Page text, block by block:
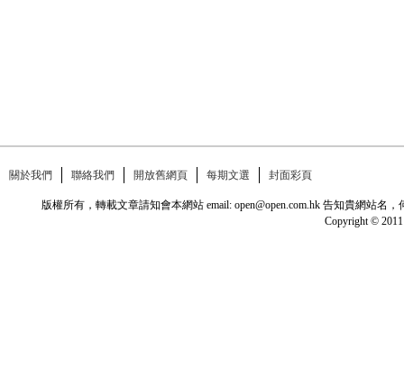
關於我們 聯絡我們 開放舊網頁 每期文選 封面彩頁
版權所有，轉載文章請知會本網站 email: open@open.com.hk 告知貴網站
Copyright © 2011